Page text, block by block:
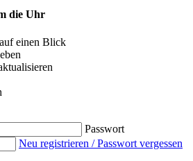
die Uhr
einen Blick
Passwort
Neu registrieren / Passwort vergessen